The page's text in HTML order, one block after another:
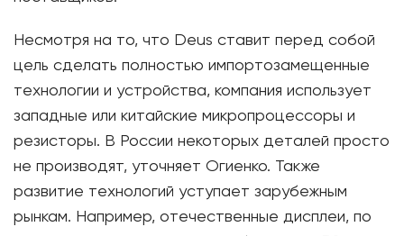
Несмотря на то, что Deus ставит перед собой
цель сделать полностью импортозамещенные
технологии и устройства, компания использует
западные или китайские микропроцессоры и
резисторы. В России некоторых деталей просто
не производят, уточняет Огиенко. Также
развитие технологий уступает зарубежным
рынкам. Например, отечественные дисплеи, по